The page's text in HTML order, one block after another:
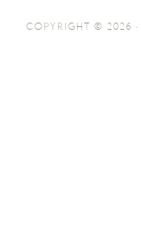
COPYRIGHT © 2026 ·